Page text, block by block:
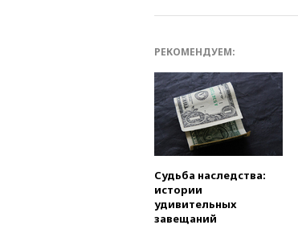
РЕКОМЕНДУЕМ:
Судьба наследства:
истории
удивительных
завещаний